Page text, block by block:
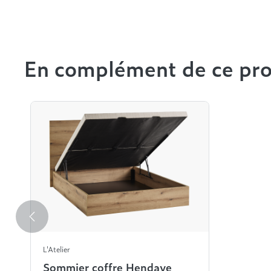
En complément de ce
L'Atelier
Sommier coffre Hendaye